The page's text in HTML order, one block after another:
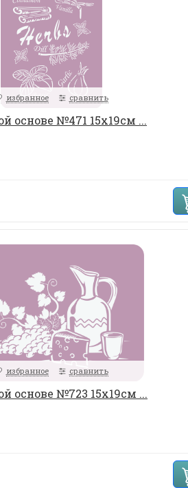
избранное сравнить
основе №471 15х19см ...
избранное сравнить
основе №723 15х19см ...